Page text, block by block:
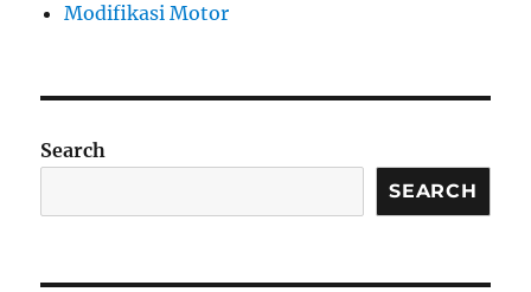
Modifikasi Motor
Search
SEARCH